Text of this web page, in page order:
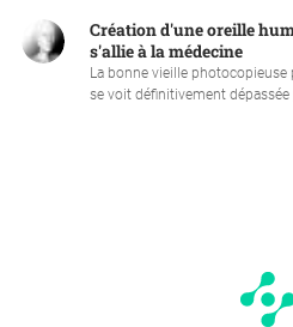
Création d'une oreille
s'allie à la médecine
La bonne vieille
se voit définitivement